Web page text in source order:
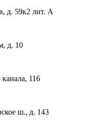
д. 59к2 лит. А
д. 10
116
ш., д. 143